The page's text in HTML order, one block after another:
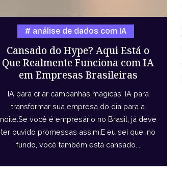
Cansado do Hype? Aqui Está o
Que Realmente Funciona com IA
em Empresas Brasileiras
análise de dados com IA
IA para criar campanhas mágicas. IA para
transformar sua empresa do dia para a
noite.Se você é empresário no Brasil, já deve
ter ouvido promessas assim.E eu sei que, no
fundo, você também está cansado...